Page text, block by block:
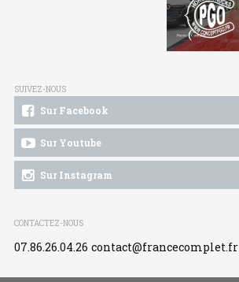
SUIVEZ-NOUS
Sur Facebook
Sur Youtube
Sur Instagram
CONTACTEZ-NOUS
07.86.26.04.26 contact@francecomplet.fr